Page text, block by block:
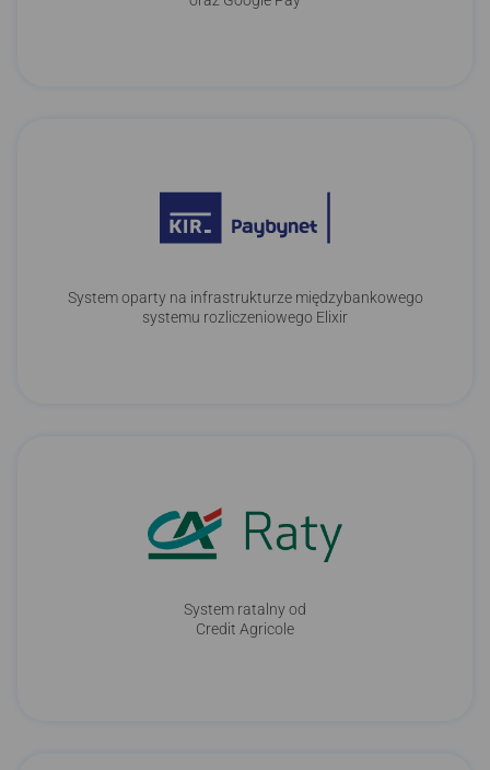
System oparty na infrastrukturze międzybankowego
systemu rozliczeniowego Elixir
System ratalny od
Credit Agricole